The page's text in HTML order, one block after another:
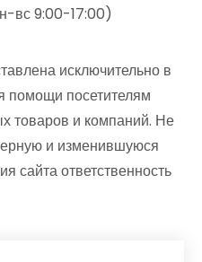
вс 9:00-17:00)
исключительно в
помощи посетителям
товаров и компаний. Не
и изменившуюся
сайта ответственность